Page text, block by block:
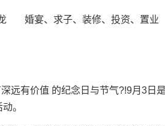
婚宴、求子、装修、投资、置业
远有价值 的纪念日与节气?!9月3日
。